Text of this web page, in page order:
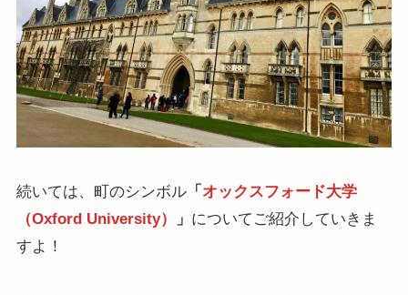
続いては、町のシンボル「 オックスフォード大学
（Oxford University）
」 についてご紹介していきま
すよ！